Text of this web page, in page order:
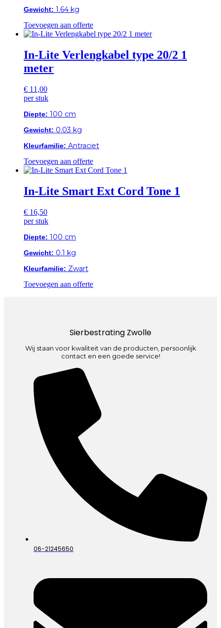
Gewicht: 1.64 kg
Toevoegen aan offerte
In-Lite Verlengkabel type 20/2 1
meter
€ 11,00
per stuk
Diepte: 100 cm
Gewicht: 0.03 kg
Kleurfamilie: Antraciet
Toevoegen aan offerte
In-Lite Smart Ext Cord Tone 1
€ 16,50
per stuk
Diepte: 100 cm
Gewicht: 0.1 kg
Kleurfamilie: Zwart
Toevoegen aan offerte
Sierbestrating Zwolle
Wij staan voor kwaliteit van de producten, persoonlijk
contact en een goede service!
06-21245650